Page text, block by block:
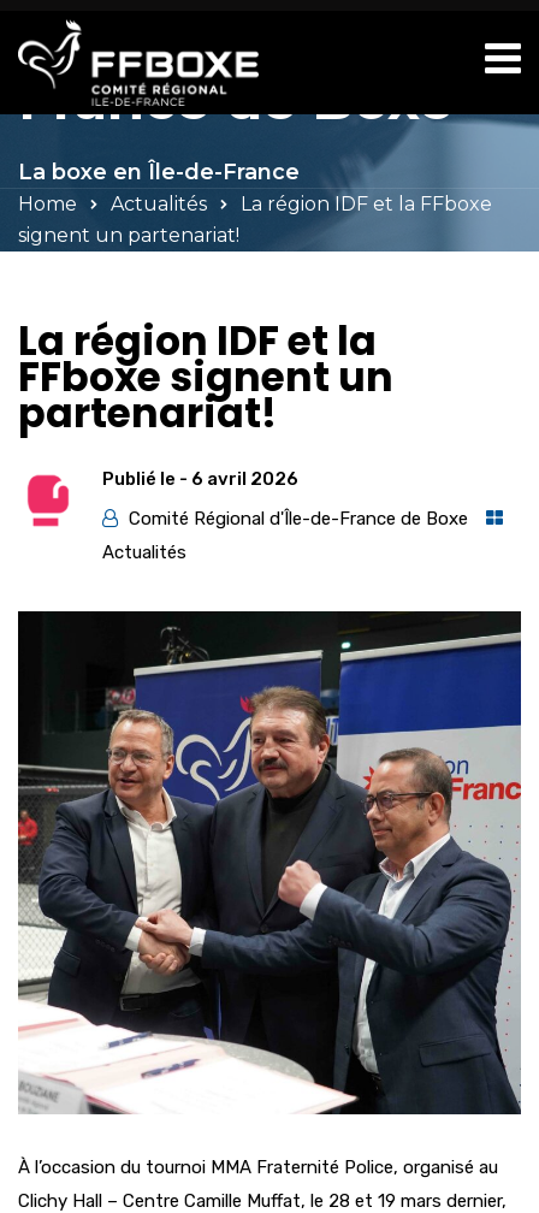
Comité d'Île-de-
France de Boxe
La boxe en Île-de-France
Home Actualités
La région IDF et la FFboxe
signent un partenariat!
La région IDF et la
FFboxe signent un
partenariat!
Publié le - 6 avril 2026
Comité Régional d'Île-de-France de Boxe
Actualités
À l’occasion du tournoi MMA Fraternité Police, organisé au
Clichy Hall – Centre Camille Muffat, le 28 et 19 mars dernier,